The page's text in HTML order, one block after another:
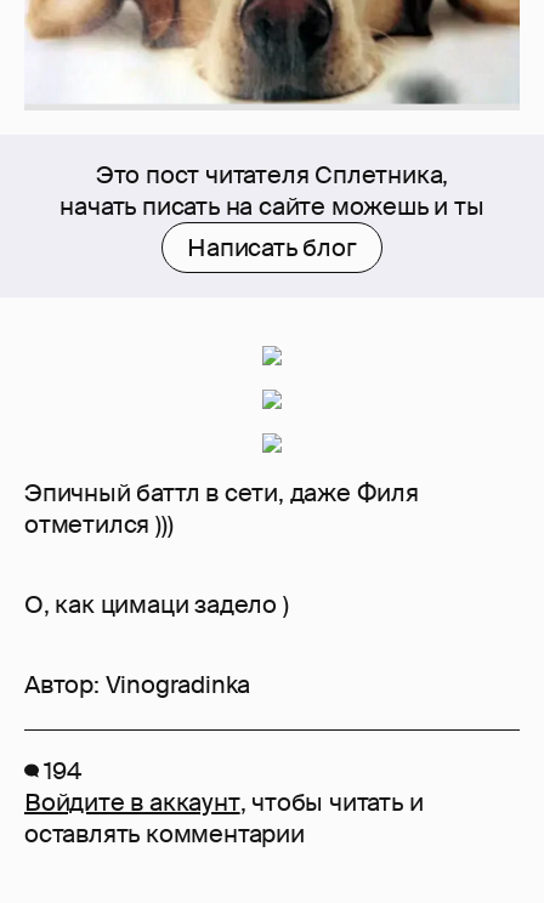
Это пост читателя Сплетника,
начать писать на сайте можешь и ты
Написать блог
Эпичный баттл в сети, даже Филя
отметился )))
О, как цимаци задело )
Автор: Vinogradinka
194
Войдите в аккаунт, чтобы читать и
оставлять комментарии